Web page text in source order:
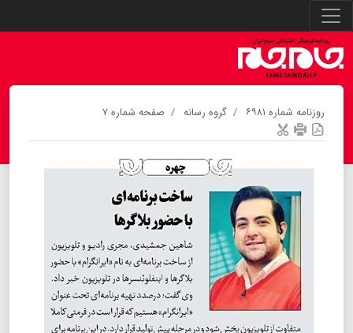
روزنامه شماره ۶۹۸۱ گروه رسانه صفحه شماره ۷